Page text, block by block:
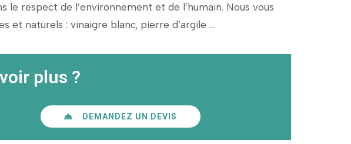
respect de l’environnement et de l’humain. Nous vous
et naturels : vinaigre blanc, pierre d’argile …
plus ?
DEMANDEZ UN DEVIS